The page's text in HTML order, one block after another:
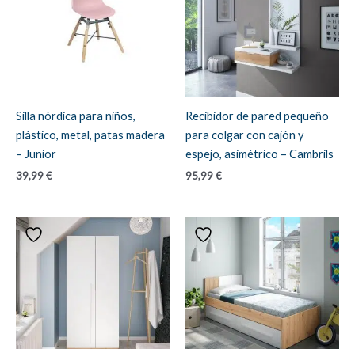
Silla nórdica para niños,
plástico, metal, patas madera
– Junior
39,99€
Recibidor de pared pequeño
para colgar con cajón y
espejo, asimétrico – Cambrils
95,99€